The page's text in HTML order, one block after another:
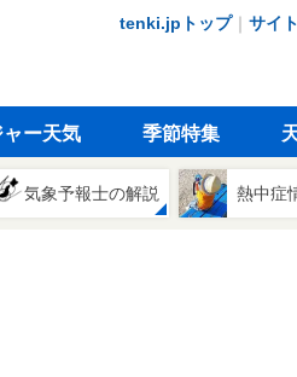
tenki.jpトップ｜ サイ
ャー天気 季節特集
気象予報士の解説 熱中症